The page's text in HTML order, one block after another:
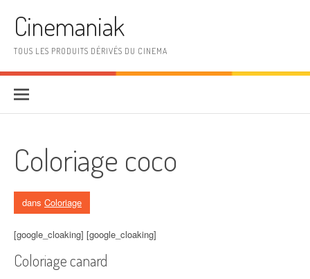
Cinemaniak
TOUS LES PRODUITS DÉRIVÉS DU CINEMA
Coloriage coco
dans Coloriage
[google_cloaking] [google_cloaking]
Coloriage canard